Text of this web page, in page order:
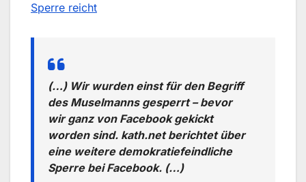
Sperre reicht
(…) Wir wurden einst für den Begriff
des Muselmanns gesperrt – bevor
wir ganz von Facebook gekickt
worden sind. kath.net berichtet über
eine weitere demokratiefeindliche
Sperre bei Facebook. (…)